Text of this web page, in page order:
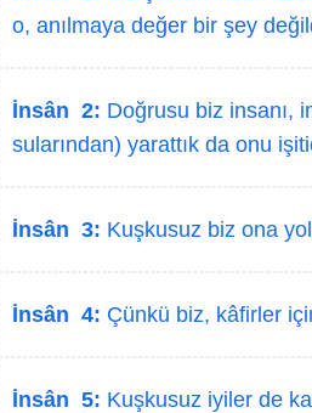
o, anılmaya değer bir şey
İnsân 2: Doğrusu biz insanı,
sularından) yarattık da onu
İnsân 3: Kuşkusuz biz ona
İnsân 4: Çünkü biz, kâfirler
İnsân 5: Kuşkusuz iyiler de